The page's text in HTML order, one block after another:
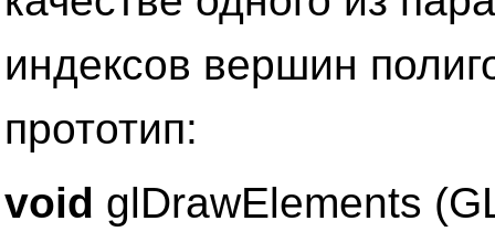
индексов вершин
прототип:
void glDrawElements